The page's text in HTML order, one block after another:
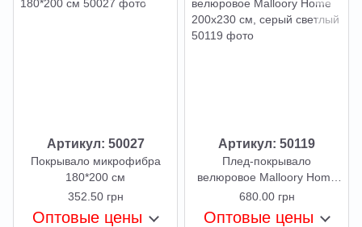
Артикул: 50027
Покрывало микрофибра
180*200 см
352.50 грн
Оптовые цены
Артикул: 50119
Плед-покрывало
велюровое Malloory Home
200х230 см, серый светлый
680.00 грн
Оптовые цены